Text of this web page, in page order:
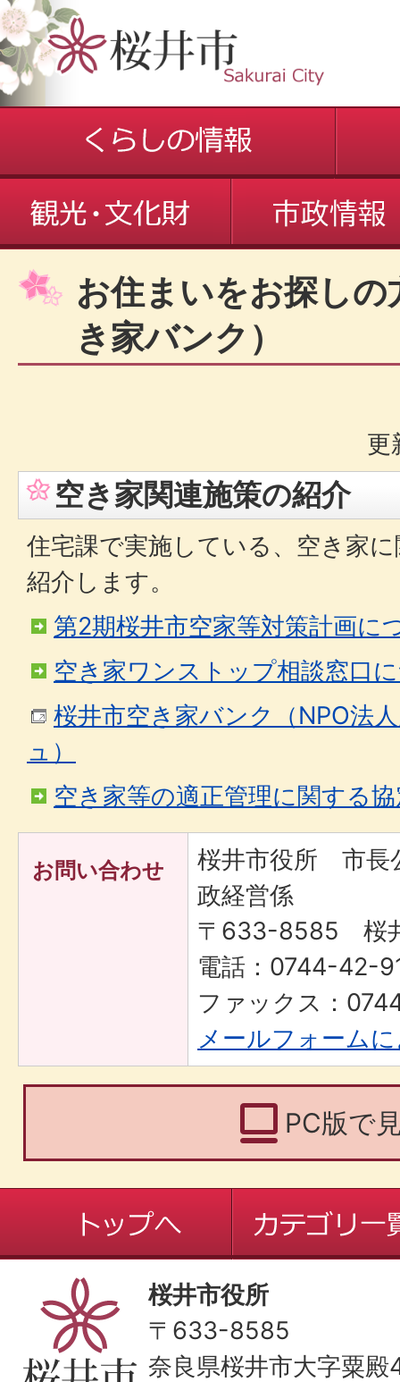
お住まいをお探しの
き家バンク）
更
空き家関連施策の紹介
住宅課で実施している、空き家
紹介します。
第2期桜井市空家等対策計画に
空き家ワンストップ相談窓口
桜井市空き家バンク（NPO法
ュ）
空き家等の適正管理に関する
お問い合わせ
桜井市役所 市
政経営係
〒633-8585 桜
電話：0744-42-
ファックス：
メールフォーム
PC版で
桜井市役所
〒633-8585
奈良県桜井市大字粟